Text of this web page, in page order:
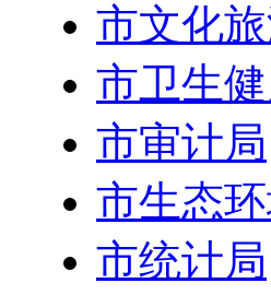
市文化
市卫生
市审计局
市生态
市统计局